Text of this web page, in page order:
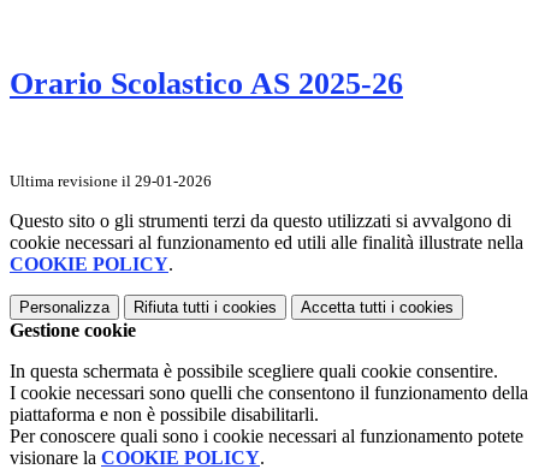
Orario Scolastico AS 2025-26
Ultima revisione il 29-01-2026
Questo sito o gli strumenti terzi da questo utilizzati si avvalgono di
cookie necessari al funzionamento ed utili alle finalità illustrate nella
COOKIE POLICY.
Personalizza Rifiuta tutti i cookies Accetta tutti i cookies
Gestione cookie
In questa schermata è possibile scegliere quali cookie consentire.
I cookie necessari sono quelli che consentono il funzionamento della
piattaforma e non è possibile disabilitarli.
Per conoscere quali sono i cookie necessari al funzionamento potete
visionare la COOKIE POLICY.